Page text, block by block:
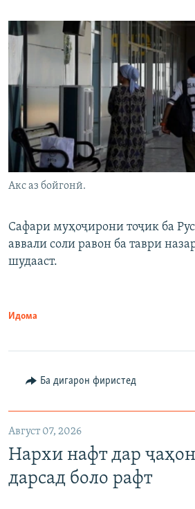
Акс аз бойгонӣ.
Сафари муҳоҷирони тоҷик ба
аввали соли равон ба таври
шудааст.
Идома
Ба дигарон фиристед
Август 07, 2026
Нархи нафт дар
дарсад боло рафт